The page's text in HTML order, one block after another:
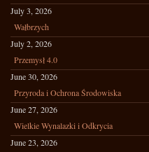
July 3, 2026
Wałbrzych
July 2, 2026
Przemysł 4.0
June 30, 2026
Przyroda i Ochrona Środowiska
June 27, 2026
Wielkie Wynalazki i Odkrycia
June 23, 2026